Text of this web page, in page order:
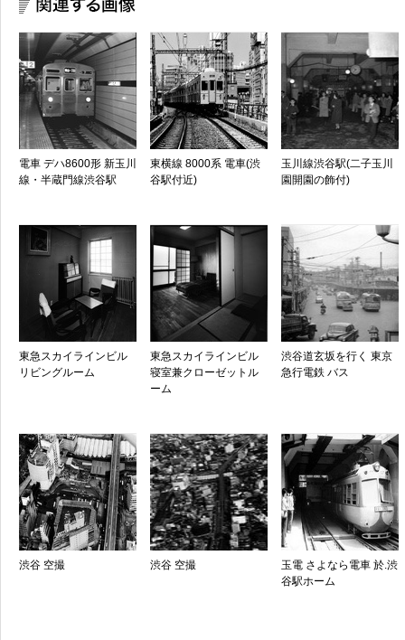
電車 デハ8600形 新玉川
線・半蔵門線渋谷駅
東横線 8000系 電車(渋
谷駅付近)
玉川線渋谷駅(二子玉川
園開園の飾付)
東急スカイラインビル
リビングルーム
東急スカイラインビル
寝室兼クローゼットル
ーム
渋谷道玄坂を行く 東京
急行電鉄 バス
渋谷 空撮 渋谷 空撮
玉電 さよなら電車 於.渋
谷駅ホーム